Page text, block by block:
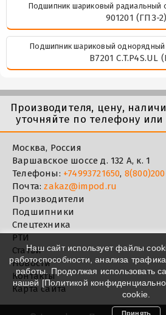
Подшипник шариковый радиальный
901201 (ГПЗ-2)
Подшипник шариковый
B7201 C.T.P4S.UL
Производителя, цену,
уточняйте по телефону
Москва, Россия
Варшавское шоссе д. 132 А, к. 1
Телефоны: +74993721650,
Почта:zakaz@impod.ru
Производители
Подшипники
Спецтехника
РТИ
Статьи
Новости
Контакты
Карта сайта
Наш сайт использует файлы
работоспособности, анализа
работы. Продолжая использовать
нашей [Политикой
cookie.
Принять